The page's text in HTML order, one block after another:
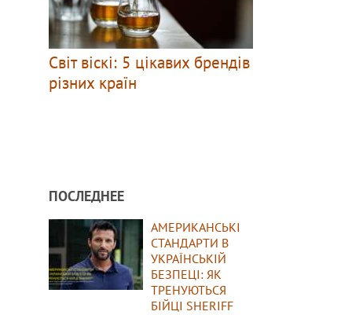
Світ віскі: 5 цікавих брендів
різних країн
ПОСЛЕДНЕЕ
АМЕРИКАНСЬКІ
СТАНДАРТИ В
УКРАЇНСЬКІЙ
БЕЗПЕЦІ: ЯК
ТРЕНУЮТЬСЯ
БІЙЦІ SHERIFF